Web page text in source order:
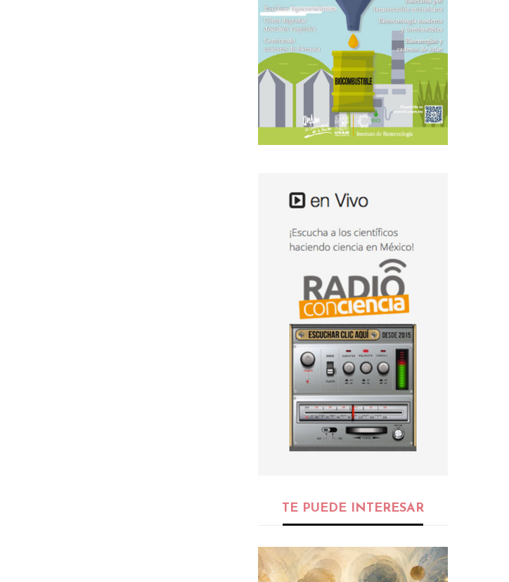
TE PUEDE INTERESAR